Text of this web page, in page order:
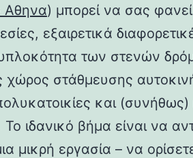
Αθηνα) μπορεί να σας
εξαιρετικά
των στενών
χώρος στάθμευσης
και (συνήθως)
ιδανικό βήμα είναι να
μικρή εργασία – να